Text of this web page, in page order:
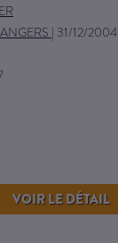
| 31/12/2004
VOIR LE DÉTAIL